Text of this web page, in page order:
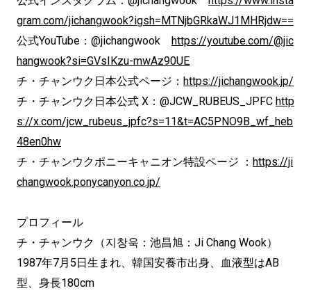
gram.com/jichangwook?igsh=MTNjbGRkaWJ1MHRjdw==
公式YouTube：@jichangwook https://youtube.com/@jic
hangwook?si=GVsIKzu-mwAz90UE
チ・チャンウク日本公式ページ： https://jichangwook.jp/
チ・チャンウク日本公式 X：@JCW_RUBEUS_JPFC http
s://x.com/jcw_rubeus_jpfc?s=11&t=AC5PNO9B_wf_heb
48en0hw
チ・チャンウクポニーキャニオン特設ページ ： https://ji
changwook.ponycanyon.co.jp/
プロフィール
チ・チャンウク（지창욱：池昌旭：Ji Chang Wook）
1987年7月5日生まれ、韓国安養市出身、血液型はAB
型、身長180cm